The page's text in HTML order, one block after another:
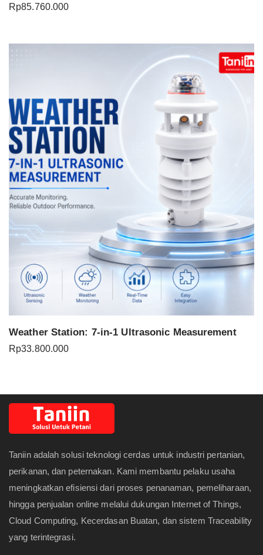
Rp85.760.000
Weather Station: 7-in-1 Ultrasonic Measurement
Rp33.800.000
Taniin adalah solusi teknologi cerdas untuk industri pertanian,
perikanan, dan peternakan. Kami membantu pelaku usaha
meningkatkan efisiensi dari proses penanaman, pemeliharaan,
hingga penjualan online melalui dukungan Internet of Things,
Cloud Computing, Kecerdasan Buatan, dan sistem Traceability
yang terintegrasi.